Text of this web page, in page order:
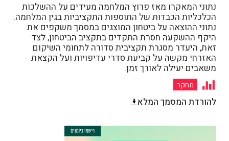
נתוני המאקרו מאז פרוץ המלחמה מעידים על ההשלכות
הכלכליות הכבדות של התוספות התקציביות בגין המלחמה.
נתוני ההוצאה על ביטחון המוצגים במסמך משקפים את
היקף ההשקעה חסרת התקדים בתקציב הביטחון, לצד
זאת, היעדר מסגרת תקציבית סדורה לתחומי השיקום
האזרחי מקשה על קביעת סדרי עדיפויות ועל הקצאת
משאבים יעילה לאורך זמן.
מחקר
להורדת המסמך המלא